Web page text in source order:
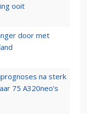
ooit
door met
na sterk
75 A320neo’s